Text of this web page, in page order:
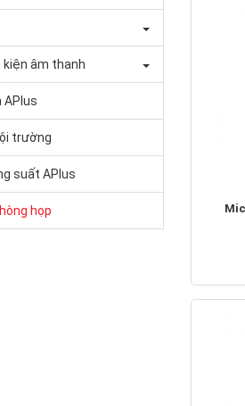
kiện âm thanh
APlus
trường
suất APlus
họp